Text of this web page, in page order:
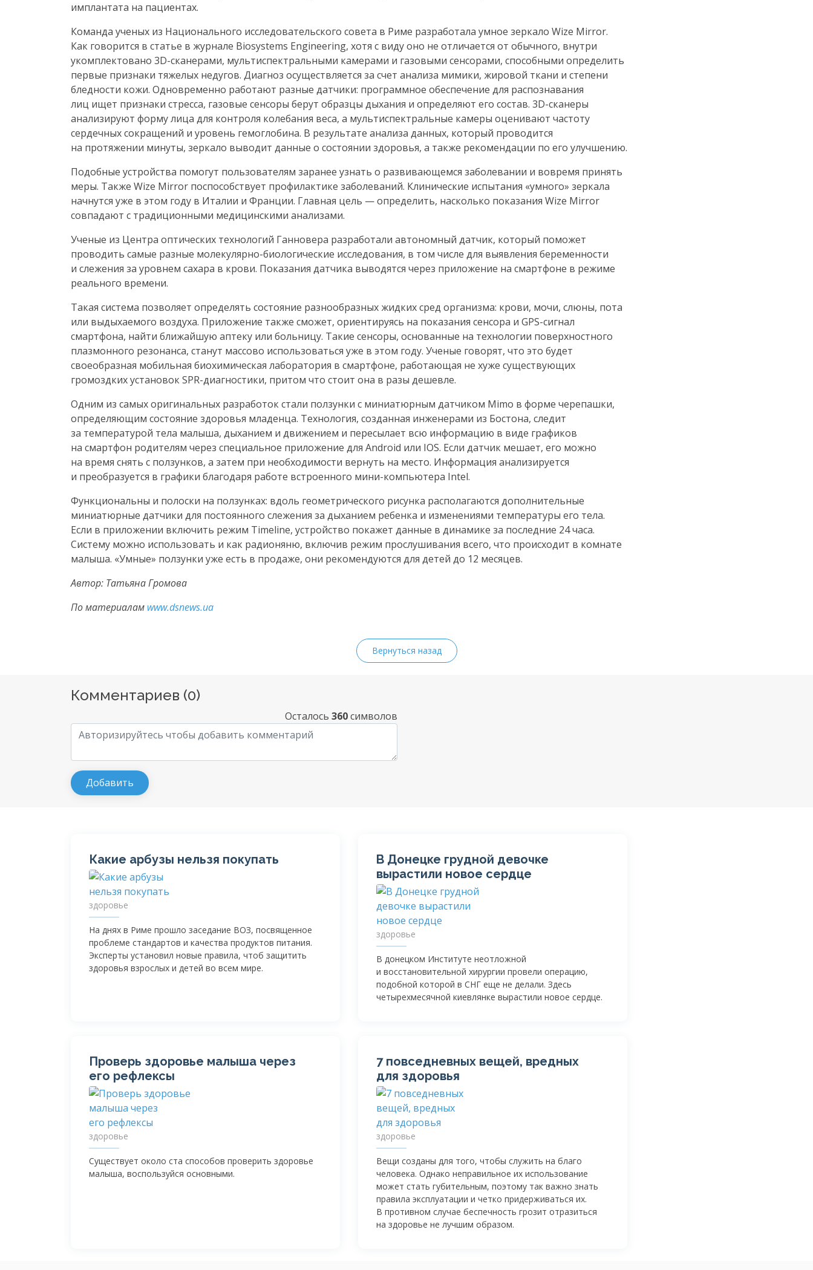
имплантата на пациентах.
Команда ученых из Национального исследовательского совета в Риме разработала умное зеркало Wize Mirror.
Как говорится в статье в журнале Biosystems Engineering, хотя с виду оно не отличается от обычного, внутри
укомплектовано 3D-сканерами, мультиспектральными камерами и газовыми сенсорами, способными определить
первые признаки тяжелых недугов. Диагноз осуществляется за счет анализа мимики, жировой ткани и степени
бледности кожи. Одновременно работают разные датчики: программное обеспечение для распознавания
лиц ищет признаки стресса, газовые сенсоры берут образцы дыхания и определяют его состав. 3D-сканеры
анализируют форму лица для контроля колебания веса, а мультиспектральные камеры оценивают частоту
сердечных сокращений и уровень гемоглобина. В результате анализа данных, который проводится
на протяжении минуты, зеркало выводит данные о состоянии здоровья, а также рекомендации по его улучшению.
Подобные устройства помогут пользователям заранее узнать о развивающемся заболевании и вовремя принять
меры. Также Wize Mirror поспособствует профилактике заболеваний. Клинические испытания «умного» зеркала
начнутся уже в этом году в Италии и Франции. Главная цель — определить, насколько показания Wize Mirror
совпадают с традиционными медицинскими анализами.
Ученые из Центра оптических технологий Ганновера разработали автономный датчик, который поможет
проводить самые разные молекулярно-биологические исследования, в том числе для выявления беременности
и слежения за уровнем сахара в крови. Показания датчика выводятся через приложение на смартфоне в режиме
реального времени.
Такая система позволяет определять состояние разнообразных жидких сред организма: крови, мочи, слюны, пота
или выдыхаемого воздуха. Приложение также сможет, ориентируясь на показания сенсора и GPS-сигнал
смартфона, найти ближайшую аптеку или больницу. Такие сенсоры, основанные на технологии поверхностного
плазмонного резонанса, станут массово использоваться уже в этом году. Ученые говорят, что это будет
своеобразная мобильная биохимическая лаборатория в смартфоне, работающая не хуже существующих
громоздких установокSPR-диагностики, притом что стоит она в разы дешевле.
Одним из самых оригинальных разработок стали ползунки с миниатюрным датчиком Mimo в форме черепашки,
определяющим состояние здоровья младенца. Технология, созданная инженерами из Бостона, следит
за температурой тела малыша, дыханием и движением и пересылает всю информацию в виде графиков
на смартфон родителям через специальное приложение для Android или IOS. Если датчик мешает, его можно
на время снять с ползунков, а затем при необходимости вернуть на место. Информация анализируется
и преобразуется в графики благодаря работе встроенного мини-компьютера Intel.
Функциональны и полоски на ползунках: вдоль геометрического рисунка располагаются дополнительные
миниатюрные датчики для постоянного слежения за дыханием ребенка и изменениями температуры его тела.
Если в приложении включить режим Timeline, устройство покажет данные в динамике за последние 24 часа.
Систему можно использовать и как радионяню, включив режим прослушивания всего, что происходит в комнате
малыша. «Умные» ползунки уже есть в продаже, они рекомендуются для детей до 12 месяцев.
Автор: Татьяна Громова
По материалам www.dsnews.ua
Вернуться назад
Комментариев (0)
Осталось 360символов
Какие арбузы нельзя покупать
здоровье
На днях в Риме прошло заседание ВОЗ, посвященное
проблеме стандартов и качества продуктов питания.
Эксперты установил новые правила, чтоб защитить
здоровья взрослых и детей во всем мире.
В Донецке грудной девочке
вырастили новое сердце
здоровье
В донецком Институте неотложной
и восстановительной хирургии провели операцию,
подобной которой в СНГ еще не делали. Здесь
четырехмесячной киевлянке вырастили новое сердце.
Проверь здоровье малыша через
его рефлексы
здоровье
Существует около ста способов проверить здоровье
малыша, воспользуйся основными.
7 повседневных вещей, вредных
для здоровья
здоровье
Вещи созданы для того, чтобы служить на благо
человека. Однако неправильное их использование
может стать губительным, поэтому так важно знать
правила эксплуатации и четко придерживаться их.
В противном случае беспечность грозит отразиться
на здоровье не лучшим образом.